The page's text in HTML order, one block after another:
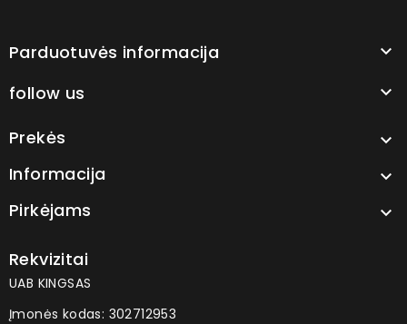
Parduotuvės informacija 
follow us 
Prekės 
Informacija 
Pirkėjams 
Rekvizitai
UAB KINGSAS
Įmonės kodas: 302712953